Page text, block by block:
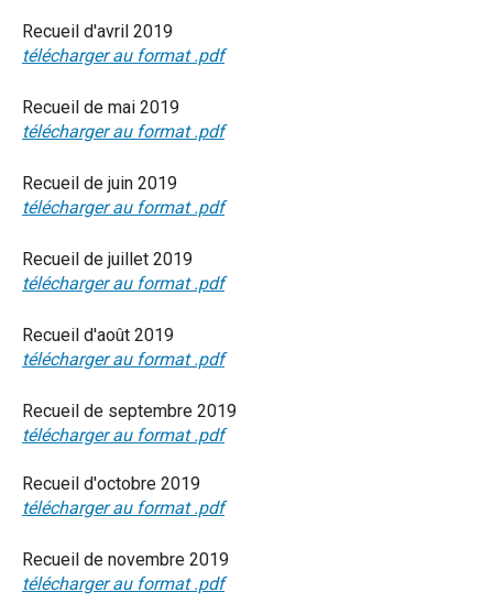
Recueil d'avril 2019
télécharger au format .pdf
Recueil de mai 2019
télécharger au format .pdf
Recueil de juin 2019
télécharger au format .pdf
Recueil de juillet 2019
télécharger au format .pdf
Recueil d'août 2019
télécharger au format .pdf
Recueil de septembre 2019
télécharger au format .pdf
Recueil d'octobre 2019
télécharger au format .pdf
Recueil de novembre 2019
télécharger au format .pdf